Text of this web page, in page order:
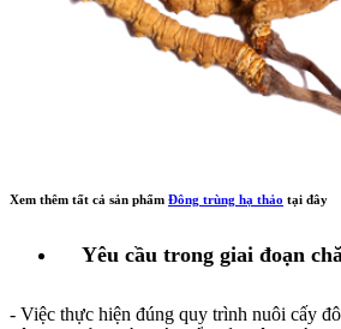
Xem thêm tất cả sản phẩm Đông trùng hạ thảo tại đây
Yêu cầu trong giai đoạn
- Việc thực hiện đúng quy trình nuôi cấy